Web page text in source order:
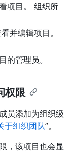
项目。 组织所
并编辑项目。
的管理员。
权限
员添加为组织级
于组织团队”。
，该项目也会显